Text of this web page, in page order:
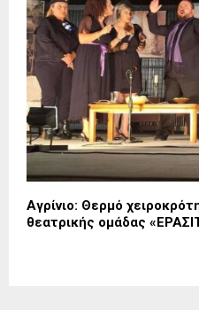
Αγρίνιο: Θερμό
θεατρικής ομάδας